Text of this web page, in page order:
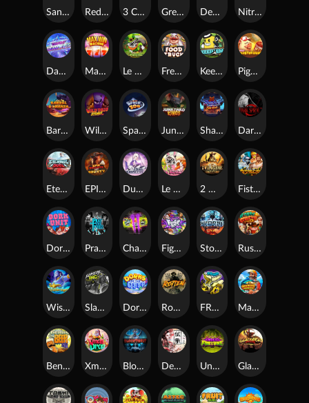
Sand and Ashes Red Rascal™ 3 Cursed Chests™ Great Game Rockies Death Becomes You Nitro Nights
Dandy Diamonds Max Win Machine Le Prechaun Fred's Food Truck Keep 'em Piggy Cluster Hunt
Barrel Bonanza Wild Dojo Strike Space Zoo Junkyard Kings Shadow Strike Dark Spiral
Eternal Duel EPIC BULLETS & BOUNTY Dusk Princess Le Bunny 2 Wild 2 Die Fist Of Destruction
Dork Unit Pray for Three Chaos Crew 2 Fighter Pit Stormforged Rusty & Curly
Wishbringer Slayers Inc Dorks of The Deep Rotten FRKN Bananas Marlin Master
Benny The Beer Xmas Drop Bloodthirst Densho Undead Fortune Gladiator Legends